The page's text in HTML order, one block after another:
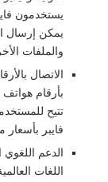
يستخدمون
يمكن إرسال
والملفات
الاتصال
تتيح
فايبر بأسعار
الدعم
اللغات